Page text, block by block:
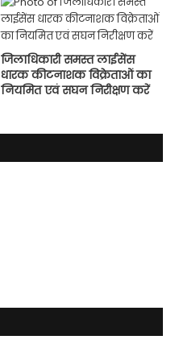
जिलाधिकारी समस्त लाईसेंस
धारक कीटनाशक विक्रेताओं का
नियमित एवं सघन निरीक्षण करें